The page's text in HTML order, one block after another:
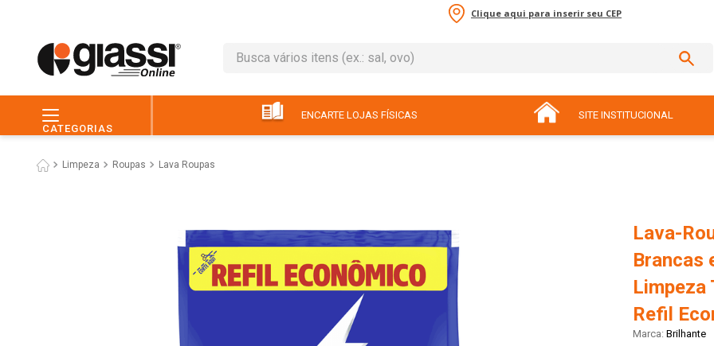
Clique aqui para inserir seu CEP
Busca vários itens (ex.: sal, ovo)
CATEGORIAS
ENCARTE LOJAS FÍSICAS SITE INSTITUCIONAL
Limpeza Roupas Lava Roupas
Lava-
Brancas
Limpeza
Refil
Brilhante
leite
7 º macarrão